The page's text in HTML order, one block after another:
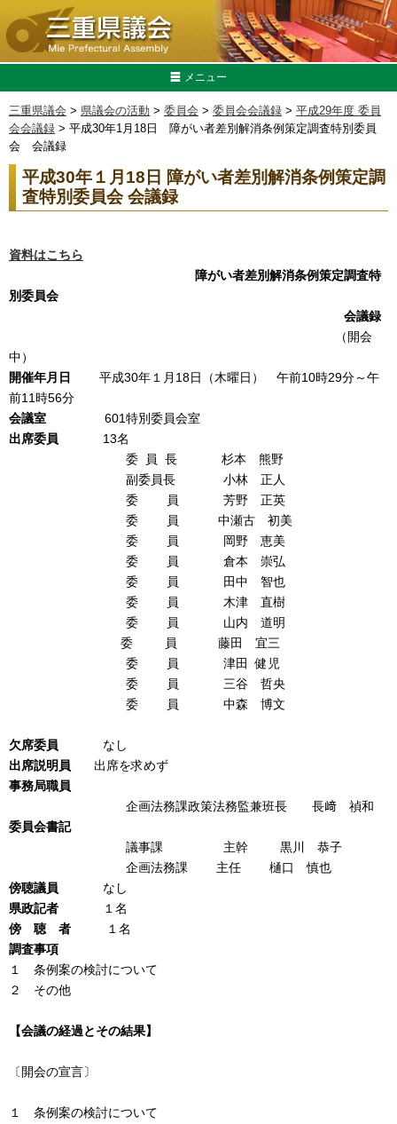
メニュー
三重県議会 > 県議会の活動 > 委員会 > 委員会会議録 > 平成29年度 委員
会会議録 > 平成30年1月18日 障がい者差別解消条例策定調査特別委員
会 会議録
平成30年１月18日 障がい者差別解消条例策定調
査特別委員会 会議録
資料はこちら
障がい者差別解消条例策定調査特
別委員会
会議録
（開会
中）
開催年月日
平成30年１月18日（木曜日） 午前10時29分～午
前11時56分
会議室 601特別委員会室
出席委員 13名
委 員 長 杉本 熊野
副委員長 小林 正人
委 員 芳野 正英
委 員 中瀬古 初美
委 員 岡野 恵美
委 員 倉本 崇弘
委 員 田中 智也
委 員 木津 直樹
委 員 山内 道明
委 員 藤田 宜三
委 員 津田 健児
委 員 三谷 哲央
委 員 中森 博文
欠席委員 なし
出席説明員 出席を求めず
事務局職員
企画法務課政策法務監兼班長 長﨑 禎和
委員会書記
議事課 主幹 黒川 恭子
企画法務課 主任 樋口 慎也
傍聴議員 なし
県政記者 １名
傍 聴 者 １名
調査事項
１ 条例案の検討について
２ その他
【会議の経過とその結果】
〔開会の宣言〕
１ 条例案の検討について